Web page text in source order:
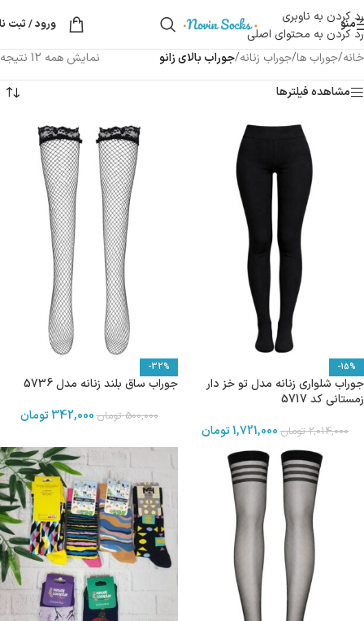
رد کردن به ناوبری
رد کردن به محتوای اصلی
منو ورود / ثبت
خانه/جوراب ها/جوراب زنانه/جوراب بالای زانو
نمایش همه 12 نتیجه
مشاهده فیلترها
-15%
جوراب شلواری زنانه مدل تو خز دار
زمستانی کد 5717
2,014,000 تومان 1,721,000تومان
-32%
جوراب ساق بلند زنانه مدل 5736
500,000 تومان342,000 تومان